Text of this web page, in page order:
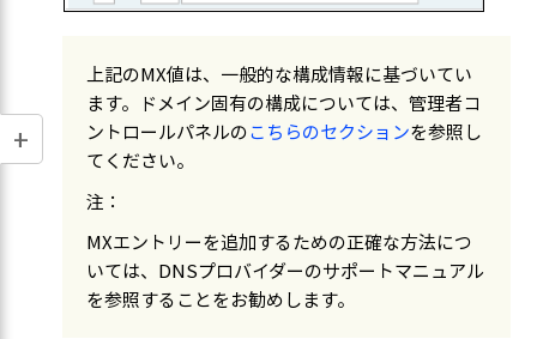
上記のMX値は、一般的な構成情報に基づいてい
ます。ドメイン固有の構成については、管理者コ
ントロールパネルのこちらのセクションを参照し
てください。
注：
MXエントリーを追加するための正確な方法につ
いては、DNSプロバイダーのサポートマニュアル
を参照することをお勧めします。